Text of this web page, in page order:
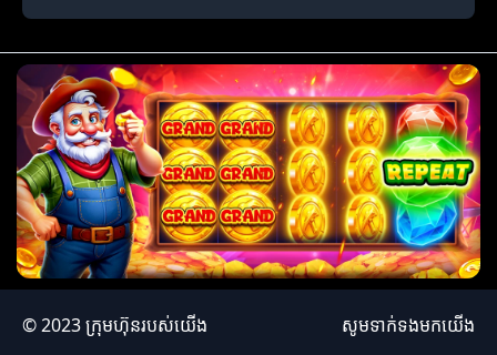
© 2023 ក្រុមហ៊ុនរបស់យើង សូមទាក់ទងមកយើង